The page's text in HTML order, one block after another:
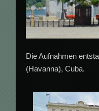
Die Aufnahmen
(Havanna), Cuba.